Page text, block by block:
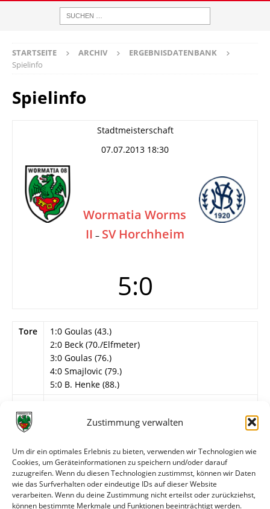
Zustimmung verwalten
Um dir ein optimales Erlebnis zu bieten, verwenden wir Technologien wie
Cookies, um Geräteinformationen zu speichern und/oder darauf
zuzugreifen. Wenn du diesen Technologien zustimmst, können wir Daten
wie das Surfverhalten oder eindeutige IDs auf dieser Website
verarbeiten. Wenn du deine Zustimmung nicht erteilst oder zurückziehst,
können bestimmte Merkmale und Funktionen beeinträchtigt werden.
STARTSEITE ARCHIV
ERGEBNISDATENBANK
Spielinfo
Spielinfo
Stadtmeisterschaft
07.07.2013 18:30
Wormatia Worms
II – SV Horchheim
5:0
Tore
1:0 Goulas (43.)
2:0 Beck (70./Elfmeter)
3:0 Goulas (76.)
4:0 Smajlovic (79.)
5:0 B. Henke (88.)
Hiemeleers – J. Henke (70. Raupbach), Ghawas
(40. Demir), Juric (40. Goulas), Yamada (65. B.
Henke), Schaidaiy – Qyqalla (50. Smajlovic).